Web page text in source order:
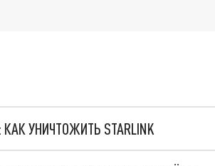
УНИЧТОЖИТЬ STARLINK